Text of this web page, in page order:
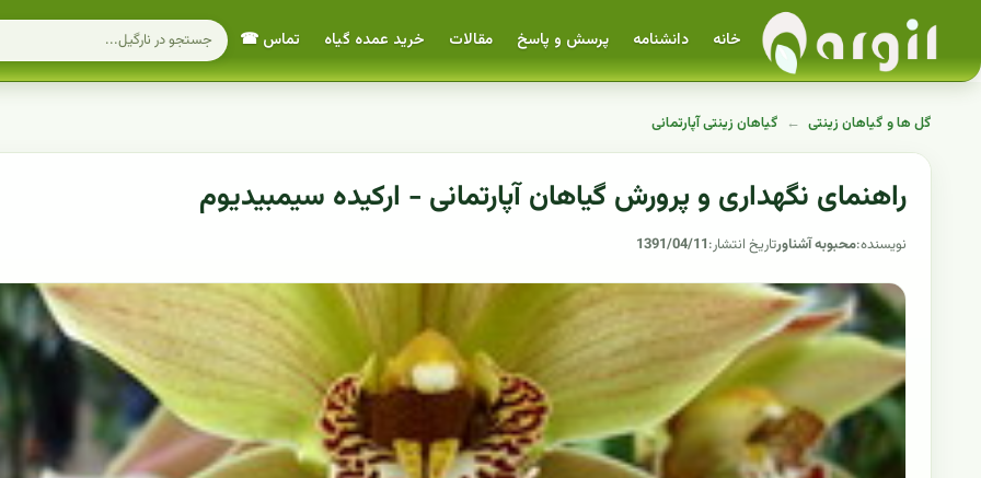
خانه دانشنامه پرسش و پاسخ مقالات خرید عمده گیاه تماس ☎
گل ها و گیاهان زینتی ← گیاهان زینتی آپارتمانی
راهنمای نگهداری و پرورش گیاهان آپارتمانی - ارکیده سیمبیدیوم
نویسنده:محبوبه آشناورتاریخ انتشار:1391/04/11